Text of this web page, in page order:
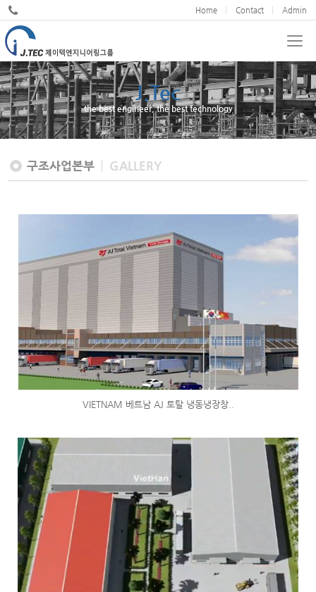
Home Contact Admin
J.Tec
the best engineer, the best technology
구조사업본부 GALLERY
VIETNAM 베트남 AJ 토탈 냉동냉장창..